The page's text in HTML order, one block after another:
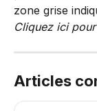
zone grise
Cliquez ici
Articles